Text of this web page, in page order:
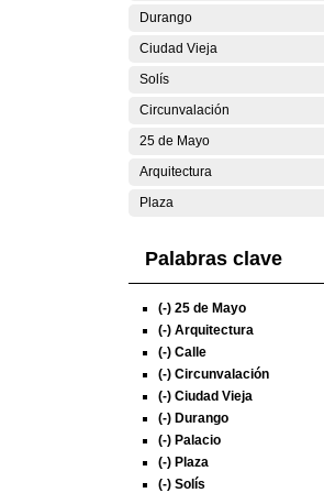
Durango
Ciudad Vieja
Solís
Circunvalación
25 de Mayo
Arquitectura
Plaza
Palabras clave
(-) 25 de Mayo
(-) Arquitectura
(-) Calle
(-) Circunvalación
(-) Ciudad Vieja
(-) Durango
(-) Palacio
(-) Plaza
(-) Solís